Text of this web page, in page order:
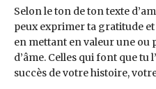
Selon le ton de ton texte
peux exprimer ta gratitude
en mettant en valeur une ou
d’âme. Celles qui font que tu
succès de votre histoire,